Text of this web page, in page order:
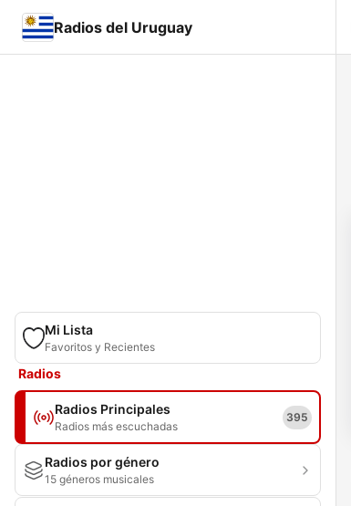
Radios del Uruguay
Mi Lista
Favoritos y Recientes
Radios
Radios Principales
Radios más escuchadas
395
Radios por género
15 géneros musicales